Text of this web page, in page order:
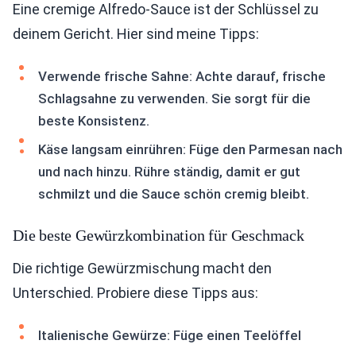
Eine cremige Alfredo-Sauce ist der Schlüssel zu
deinem Gericht. Hier sind meine Tipps:
Verwende frische Sahne: Achte darauf, frische
Schlagsahne zu verwenden. Sie sorgt für die
beste Konsistenz.
Käse langsam einrühren: Füge den Parmesan nach
und nach hinzu. Rühre ständig, damit er gut
schmilzt und die Sauce schön cremig bleibt.
Die beste Gewürzkombination für Geschmack
Die richtige Gewürzmischung macht den
Unterschied. Probiere diese Tipps aus:
Italienische Gewürze: Füge einen Teelöffel